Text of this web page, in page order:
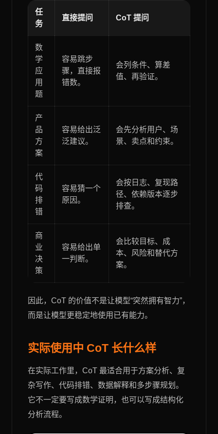
任
务
直接提问 CoT 提问
数
学
应
用
题
容易跳步
骤，直接报
错数。
会列条件、算差
值、再验证。
产
品
方
案
容易给出泛
泛建议。
会先分析用户、场
景、卖点和约束。
代
码
排
错
容易猜一个
原因。
会按日志、复现路
径、依赖版本逐步
排查。
商
业
决
策
容易给出单
一判断。
会比较目标、成
本、风险和替代方
案。
因此，CoT 的价值不是让模型“突然拥有智力”，
而是让模型更稳定地使用已有能力。
实际使用中 CoT 长什么样
在实际工作里，CoT 最适合用于方案分析、复
杂写作、代码排错、数据解释和多步骤规划。
它不一定要写成数学证明，也可以写成结构化
分析流程。